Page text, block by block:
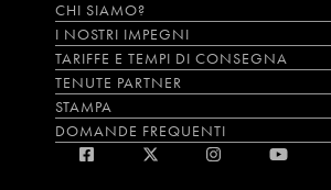
CHI SIAMO?
I NOSTRI IMPEGNI
TARIFFE E TEMPI DI CONSEGNA
TENUTE PARTNER
STAMPA
DOMANDE FREQUENTI